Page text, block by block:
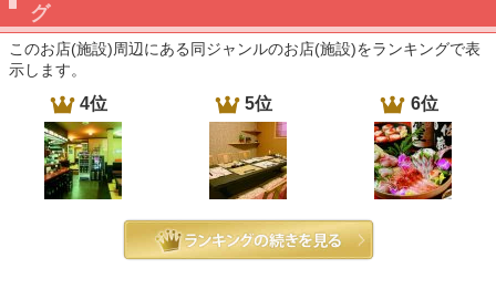
グ
このお店(施設)周辺にある同ジャンルのお店(施設)をランキングで表
示します。
4位 5位 6位